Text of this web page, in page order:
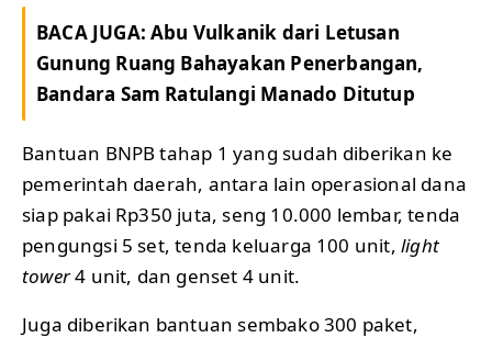
BACA JUGA:Abu Vulkanik dari Letusan
Gunung Ruang Bahayakan Penerbangan,
Bandara Sam Ratulangi Manado Ditutup
Bantuan BNPB tahap 1 yang sudah diberikan ke
pemerintah daerah, antara lain operasional dana
siap pakai Rp350 juta, seng 10.000 lembar, tenda
pengungsi 5 set, tenda keluarga 100 unit, light
tower4 unit, dan genset 4 unit.
Juga diberikan bantuan sembako 300 paket,